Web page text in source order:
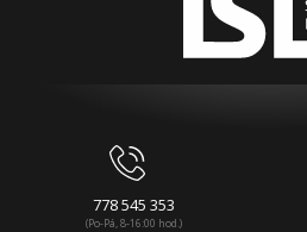
778 545 353
(Po-Pá, 8-16:00 hod.)